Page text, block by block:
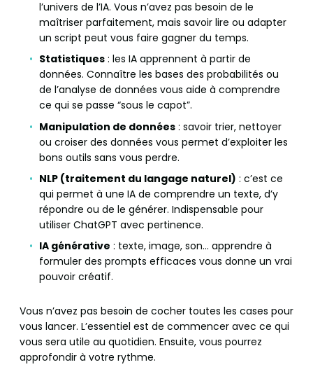
l’univers de l’IA. Vous n’avez pas besoin de le
maîtriser parfaitement, mais savoir lire ou adapter
un script peut vous faire gagner du temps.
Statistiques : les IA apprennent à partir de
données. Connaître les bases des probabilités ou
de l’analyse de données vous aide à comprendre
ce qui se passe “sous le capot”.
Manipulation de données : savoir trier, nettoyer
ou croiser des données vous permet d’exploiter les
bons outils sans vous perdre.
NLP (traitement du langage naturel) : c’est ce
qui permet à une IA de comprendre un texte, d’y
répondre ou de le générer. Indispensable pour
utiliser ChatGPT avec pertinence.
IA générative : texte, image, son… apprendre à
formuler des prompts efficaces vous donne un vrai
pouvoir créatif.
Vous n’avez pas besoin de cocher toutes les cases pour
vous lancer. L’essentiel est de commencer avec ce qui
vous sera utile au quotidien. Ensuite, vous pourrez
approfondir à votre rythme.